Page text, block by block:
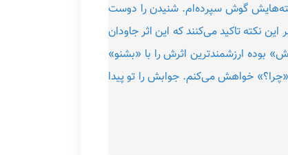
گفته‌هایش گوش سپرده‌ام. شنیدن را دوست
نکته تاکید می‌کنند که این اثر جاودان
ارزشمندترین اثرش را با «بشنو»
خواهش می‌کنم. جوابش را تو پیدا